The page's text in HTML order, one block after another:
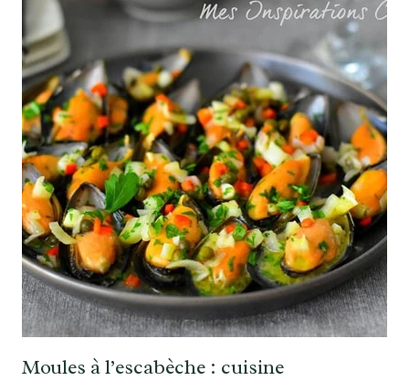
Moules à l’escabèche : cuisine